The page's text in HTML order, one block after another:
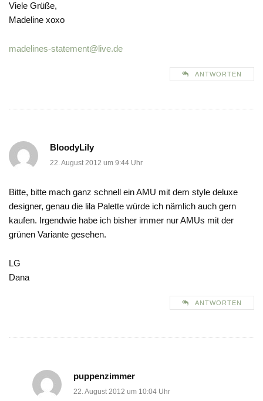
Viele Grüße,
Madeline xoxo
madelines-statement@live.de
ANTWORTEN
BloodyLily
22. August 2012 um 9:44 Uhr
Bitte, bitte mach ganz schnell ein AMU mit dem style deluxe
designer, genau die lila Palette würde ich nämlich auch gern
kaufen. Irgendwie habe ich bisher immer nur AMUs mit der
grünen Variante gesehen.
LG
Dana
ANTWORTEN
puppenzimmer
22. August 2012 um 10:04 Uhr